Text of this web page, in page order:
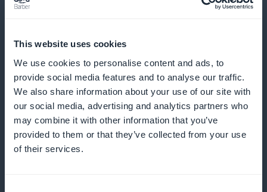
This website uses cookies
We use cookies to personalise content and ads, to
provide social media features and to analyse our traffic.
We also share information about your use of our site with
our social media, advertising and analytics partners who
may combine it with other information that you’ve
provided to them or that they’ve collected from your use
of their services.
Verfolgung von Engagement und
Präferenzen